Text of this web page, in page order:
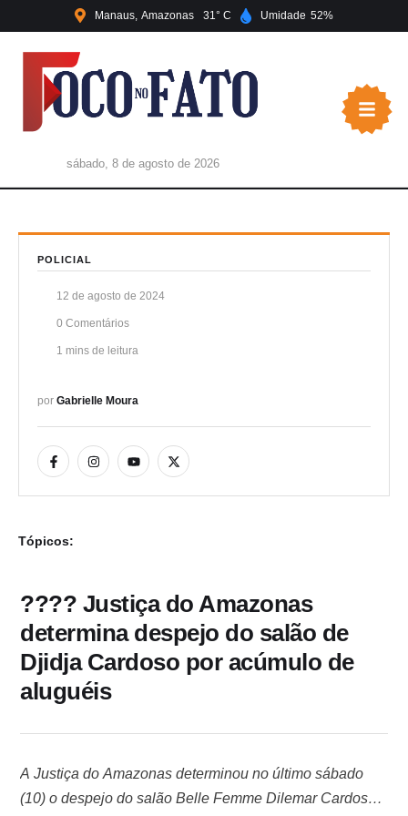
Manaus Amazonas 31 Umidade 52
sábado, 8 de agosto de 2026
POLICIAL
12 de agosto de 2024
0 Comentários
1 mins de leitura
por Gabrielle Moura
Tópicos:
???? Justiça do Amazonas
determina despejo do salão de
Djidja Cardoso por acúmulo de
aluguéis
A Justiça do Amazonas determinou no último sábado
(10) o despejo do salão Belle Femme Dilemar Cardoso